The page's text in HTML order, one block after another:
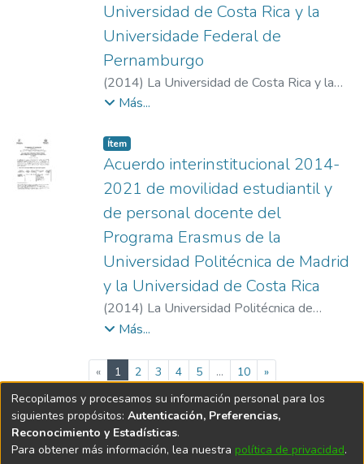
Universidad de Costa Rica y la
Universidade Federal de
Pernamburgo
(2014) La Universidad de Costa Rica y la
Universidade Federal de Pernamburgo
Más...
Item type:
Ítem,
Acuerdo interinstitucional 2014-
2021 de movilidad estudiantil y
de personal docente del
Programa Erasmus de la
Universidad Politécnica de Madrid
y la Universidad de Costa Rica
(2014) La Universidad Politécnica de
Madrid y la Universidad de Costa Rica
Más...
« 1 (current)
2 3 4 5 ... 10 »
Software DSpace copyright © 2002-2026
Accessibility
Acuerdo
de
Enviar
Sugerencias
Recopilamos y procesamos su información personal para los
siguientes propósitos: Autenticación, Preferencias,
Reconocimiento y Estadísticas.
Para obtener más información, lea nuestra política de privacidad.